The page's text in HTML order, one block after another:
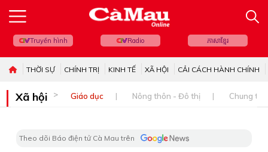
Truyền hình Radio ភាសាខ្មែរ
THỜI SỰ CHÍNH TRỊ KINH TẾ XÃ HỘI CẢI CÁCH HÀNH CHÍNH
Xã hội Giáo dục Nông thôn - Đô thị Chung
Theo dõi Báo điện tử Cà Mau trên